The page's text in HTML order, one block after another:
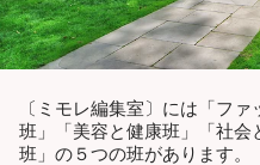
〔ミモレ編集室〕には「フ
班」「美容と健康班」「社会
班」の５つの班があります